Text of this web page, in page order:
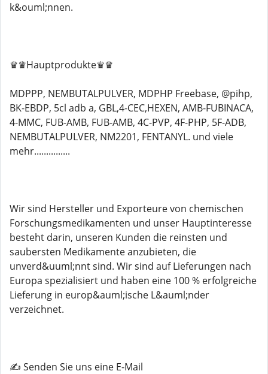
k&ouml;nnen.
♛♛Hauptprodukte♛♛
MDPPP, NEMBUTALPULVER, MDPHP Freebase, @pihp,
BK-EBDP, 5cl adb a, GBL,4-CEC,HEXEN, AMB-FUBINACA,
4-MMC, FUB-AMB, FUB-AMB, 4C-PVP, 4F-PHP, 5F-ADB,
NEMBUTALPULVER, NM2201, FENTANYL. und viele
mehr...............
Wir sind Hersteller und Exporteure von chemischen
Forschungsmedikamenten und unser Hauptinteresse
besteht darin, unseren Kunden die reinsten und
saubersten Medikamente anzubieten, die
unverd&uuml;nnt sind. Wir sind auf Lieferungen nach
Europa spezialisiert und haben eine 100 % erfolgreiche
Lieferung in europ&auml;ische L&auml;nder
verzeichnet.
✍️ Senden Sie uns eine E-Mail